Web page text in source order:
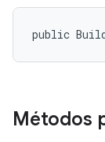
public
Métodos